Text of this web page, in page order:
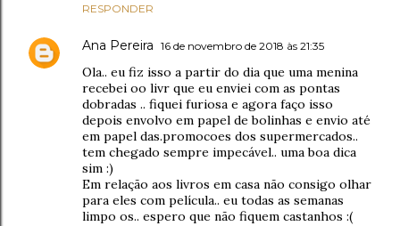
RESPONDER
Ana Pereira 16 de novembro de 2018 às 21:35
Ola.. eu fiz isso a partir do dia que uma menina
recebei oo livr que eu enviei com as pontas
dobradas .. fiquei furiosa e agora faço isso
depois envolvo em papel de bolinhas e envio até
em papel das.promocoes dos supermercados..
tem chegado sempre impecável.. uma boa dica
sim :)
Em relação aos livros em casa não consigo olhar
para eles com película.. eu todas as semanas
limpo os.. espero que não fiquem castanhos :(